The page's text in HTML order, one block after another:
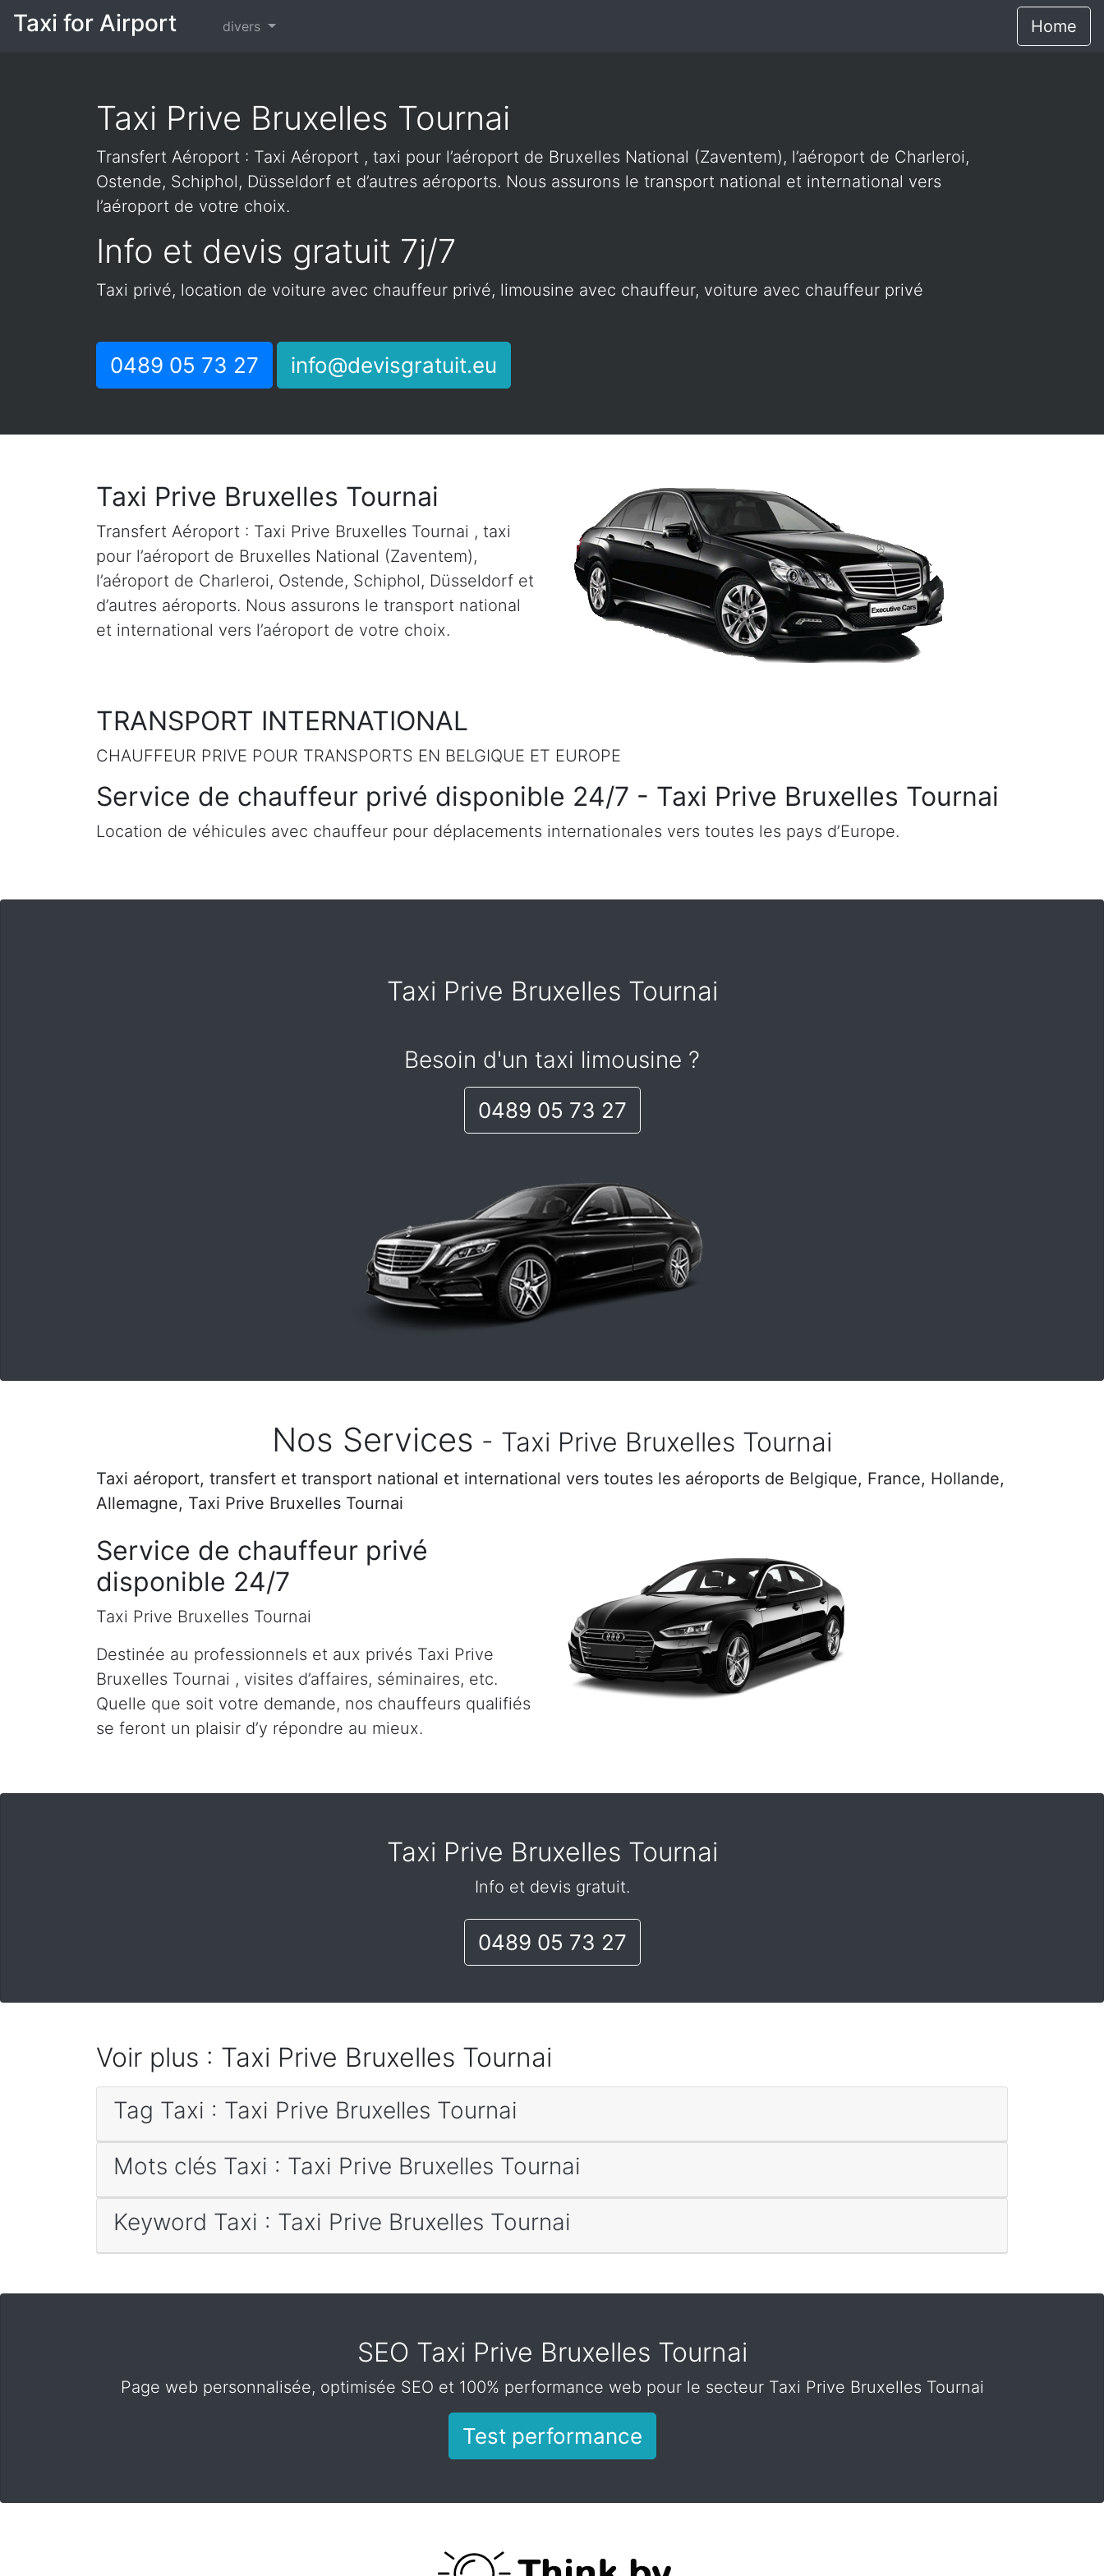
Taxi for Airport divers Home
Taxi Prive Bruxelles Tournai
Transfert Aéroport : Taxi Aéroport , taxi pour l’aéroport de Bruxelles National (Zaventem), l’aéroport de Charleroi,
Ostende, Schiphol, Düsseldorf et d’autres aéroports. Nous assurons le transport national et international vers
l’aéroport de votre choix.
Info et devis gratuit 7j/7
Taxi privé, location de voiture avec chauffeur privé, limousine avec chauffeur, voiture avec chauffeur privé
0489 05 73 27 info@devisgratuit.eu
Taxi Prive Bruxelles Tournai
Transfert Aéroport : Taxi Prive Bruxelles Tournai , taxi
pour l’aéroport de Bruxelles National (Zaventem),
l’aéroport de Charleroi, Ostende, Schiphol, Düsseldorf et
d’autres aéroports. Nous assurons le transport national
et international vers l’aéroport de votre choix.
TRANSPORT INTERNATIONAL
CHAUFFEUR PRIVE POUR TRANSPORTS EN BELGIQUE ET EUROPE
Service de chauffeur privé disponible 24/7 - Taxi Prive Bruxelles Tournai
Location de véhicules avec chauffeur pour déplacements internationales vers toutes les pays d’Europe.
Taxi Prive Bruxelles Tournai
Besoin d'un taxi limousine ?
0489 05 73 27
Nos Services - Taxi Prive Bruxelles Tournai
Taxi aéroport, transfert et transport national et international vers toutes les aéroports de Belgique, France, Hollande,
Allemagne, Taxi Prive Bruxelles Tournai
Service de chauffeur privé
disponible 24/7
Taxi Prive Bruxelles Tournai
Destinée au professionnels et aux privés Taxi Prive
Bruxelles Tournai , visites d’affaires, séminaires, etc.
Quelle que soit votre demande, nos chauffeurs qualifiés
se feront un plaisir d’y répondre au mieux.
Taxi Prive Bruxelles Tournai
Info et devis gratuit.
0489 05 73 27
Voir plus : Taxi Prive Bruxelles Tournai
Tag Taxi : Taxi Prive Bruxelles Tournai
Mots clés Taxi : Taxi Prive Bruxelles Tournai
Keyword Taxi : Taxi Prive Bruxelles Tournai
SEO Taxi Prive Bruxelles Tournai
Page web personnalisée, optimisée SEO et 100% performance web pour le secteur Taxi Prive Bruxelles Tournai